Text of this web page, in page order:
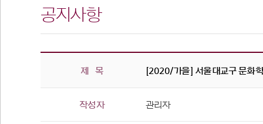
공지사항
제 목 [2020/가을] 서울대교구 문화
작성자 관리자